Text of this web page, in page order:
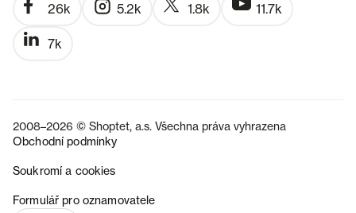
26k 5.2k 1.8k 11.7k
7k
2008–2026 © Shoptet, a.s. Všechna práva vyhrazena
Obchodní podmínky
Soukromí a cookies
Formulář pro oznamovatele